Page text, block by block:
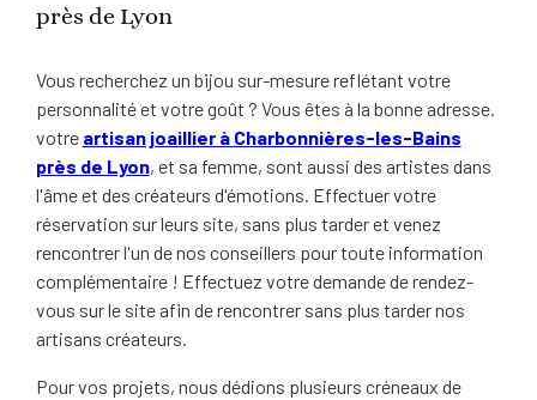
près de Lyon
Vous recherchez un bijou sur-mesure reflétant votre
personnalité et votre goût ? Vous êtes à la bonne adresse.
votre artisan joaillier à Charbonnières-les-Bains
près de Lyon, et sa femme, sont aussi des artistes dans
l'âme et des créateurs d'émotions. Effectuer votre
réservation sur leurs site, sans plus tarder et venez
rencontrer l'un de nos conseillers pour toute information
complémentaire ! Effectuez votre demande de rendez-
vous sur le site afin de rencontrer sans plus tarder nos
artisans créateurs.
Pour vos projets, nous dédions plusieurs créneaux de